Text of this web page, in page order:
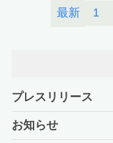
最新 1
プレスリリース
お知らせ